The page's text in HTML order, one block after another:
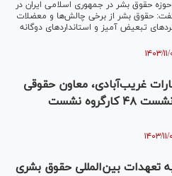
حقوق بشر در جمهوری اسلامی ایران در
حقوق بشر از برخی چالش‌ها و معضلات
تبعیض آمیز و استاندارد‌های دوگانه
غریب‌آبادی، معاون حقوقی
و بین‌الملل وزارت خارجه در‌ نشست ۴۸ کارگروه نشست
تعهدات بین‌المللی حقوق بشری